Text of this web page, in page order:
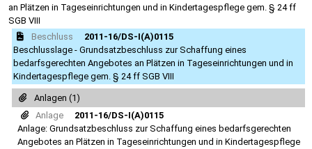
an Plätzen in Tageseinrichtungen und in Kindertagespflege gem. § 24 ff
SGB VIII
Beschluss
2011-16/DS-I(A)0115
Beschlusslage - Grundsatzbeschluss zur Schaffung eines
bedarfsgerechten Angebotes an Plätzen in Tageseinrichtungen und in
Kindertagespflege gem. § 24 ff SGB VIII
Anlagen (1)
Anlage
2011-16/DS-I(A)0115
Anlage: Grundsatzbeschluss zur Schaffung eines bedarfsgerechten
Angebotes an Plätzen in Tageseinrichtungen und in Kindertagespflege